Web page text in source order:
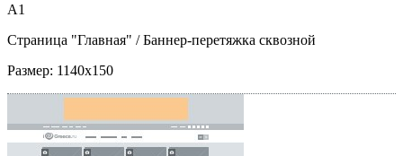
A1
Страница "Главная" / Баннер-перетяжка сквозной
Размер: 1140x150